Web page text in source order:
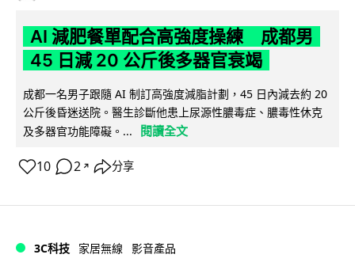
AI 減肥餐單配合高強度操練 成都男
45 日減 20 公斤後多器官衰竭
成都一名男子跟隨 AI 制訂高強度減脂計劃，45 日內減去約 20
公斤後昏迷送院。醫生診斷他患上尿源性膿毒症、膿毒性休克
及多器官功能障礙。...
閱讀全文
10 2 ↗ 分享
3C科技 家居無線 影音產品